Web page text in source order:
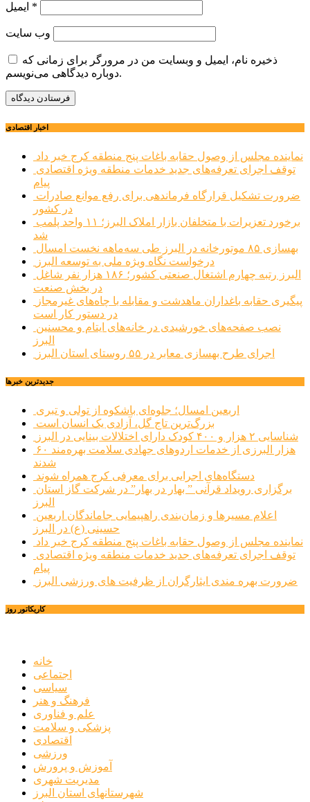
*
وب‌ سایت
ذخیره نام، ایمیل و وبسایت من در مرورگر برای زمانی که
دوباره دیدگاهی می‌نویسم.
اخبار اقتصادی
نماینده مجلس از وصول حقابه باغات پنج منطقه کرج خبر داد
پیام
در کشور
شد
بهسازی ۸۵ موتورخانه در البرز طی سه‌ماهه نخست امسال
درخواست نگاه ویژه ملی به توسعه البرز
در بخش صنعت
در دستور کار است
البرز
اجرای طرح بهسازی معابر در ۵۵ روستای استان البرز
جديدترين خبرها
اربعین امسال؛ جلوه‌ای باشکوه از تولی و تبری
بزرگ‌ترین تاج گل، آزادی یک انسان است
شناسایی ۲ هزار و ۴۰۰ کودک دارای اختلالات بینایی در البرز
۶۰ هزار البرزی از خدمات اردوهای جهادی سلامت بهره‌مند
شدند
دستگاه‌های اجرایی برای معرفی کرج همراه شوند
البرز
حسینی (ع) در البرز
نماینده مجلس از وصول حقابه باغات پنج منطقه کرج خبر داد
پیام
ضرورت بهره مندی ایثارگران از ظرفیت های ورزشی البرز
کاریکاتور روز
خانه
اجتماعی
سیاسی
فرهنگ و هنر
علم و فناوری
پزشکی و سلامت
اقتصادی
ورزشی
آموزش و پرورش
مدیریت شهری
شهرستانهای استان البرز